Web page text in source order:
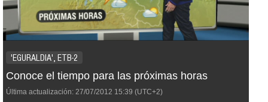
'EGURALDIA', ETB-2
Conoce el tiempo para las próximas horas
Última actualización: 27/07/2012 15:39 (UTC+2)